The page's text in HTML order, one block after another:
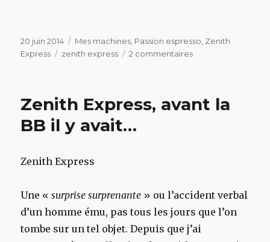
Publié
le
20 juin 2014 Catégories
Mes machines, Passion espresso, Zenith
Express
Étiquettes
zenith express 2 commentairessur
la
Zenith Express, avant la
BB il y avait…
Zenith Express
Une «surprise surprenante » ou l’accident verbal
d’un homme ému, pas tous les jours que l’on
tombe sur un tel objet. Depuis que j’ai